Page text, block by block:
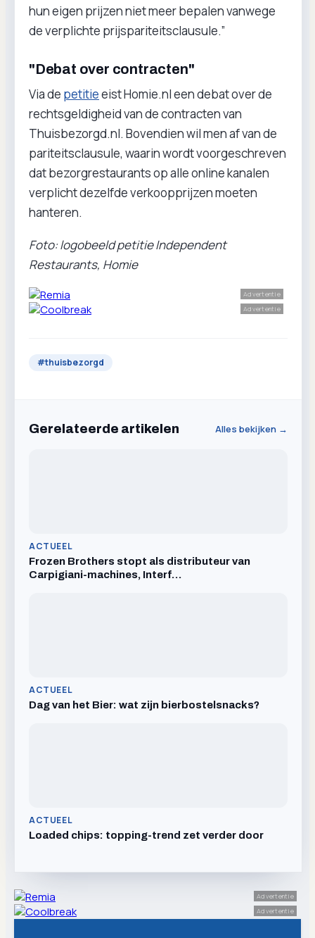
hun eigen prijzen niet meer bepalen vanwege
de verplichte prijspariteitsclausule.”
"Debat over contracten"
Via de petitieeist Homie.nl een debat over de
rechtsgeldigheid van de contracten van
Thuisbezorgd.nl. Bovendien wil men af van de
pariteitsclausule, waarin wordt voorgeschreven
dat bezorgrestaurants op alle online kanalen
verplicht dezelfde verkoopprijzen moeten
hanteren.
Foto: logobeeld petitie Independent
Restaurants, Homie
Advertentie
Advertentie
#thuisbezorgd
Gerelateerde artikelen Alles bekijken →
ACTUEEL
Frozen Brothers stopt als distributeur van
Carpigiani-machines, Interf…
ACTUEEL
Dag van het Bier: wat zijn bierbostelsnacks?
ACTUEEL
Loaded chips: topping-trend zet verder door
Advertentie
Advertentie